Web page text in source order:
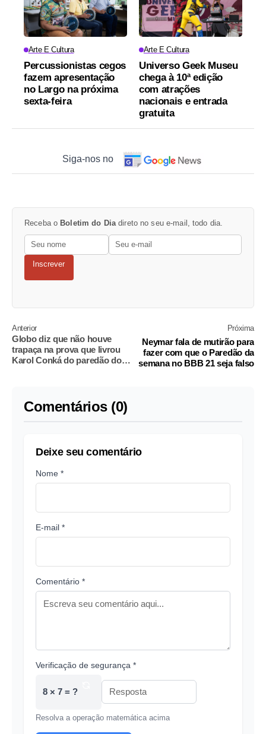
Arte E Cultura
Percussionistas cegos
fazem apresentação
no Largo na próxima
sexta-feira
Arte E Cultura
Universo Geek Museu
chega à 10ª edição
com atrações
nacionais e entrada
gratuita
Siga-nos no
Receba o Boletim do Diadireto no seu e-mail, todo dia.
Inscrever
Anterior
Globo diz que não houve
trapaça na prova que livrou
Karol Conká do paredão do
Próxima
Neymar fala de mutirão para
fazer com que o Paredão da
semana no BBB 21 seja falso
Comentários (0)
Deixe seu comentário
Nome *
E-mail *
Comentário *
Verificação de segurança *
8 × 7 = ?
Resolva a operação matemática acima